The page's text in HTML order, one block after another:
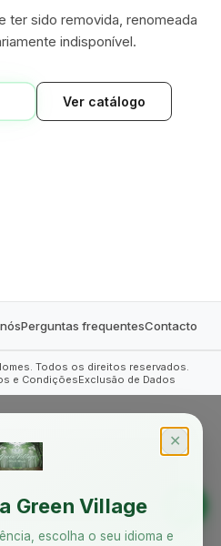
ter sido removida, renomeada
indisponível.
Ver catálogo
Perguntas frequentesContacto
Todos os direitos reservados.
e CondiçõesExclusão de Dados
✕
Green Village
escolha o seu idioma e